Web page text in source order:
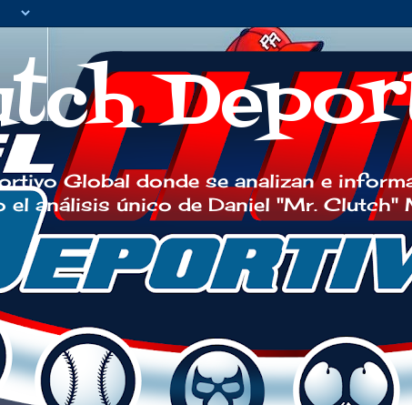
Global donde se analizan e
el análisis único de Daniel "Mr. Clutch"